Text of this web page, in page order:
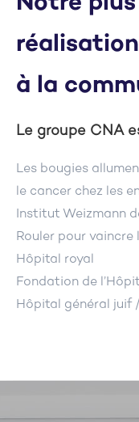
à la
Le groupe CNA
Les bougies
le cancer chez les
Institut Weizmann
Rouler pour vaincre
Hôpital royal
Fondation de
Hôpital général juif